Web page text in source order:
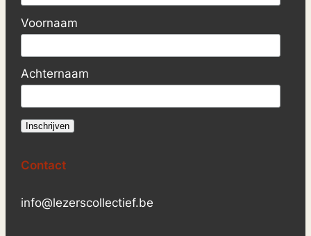
Voornaam
Achternaam
Contact
info@lezerscollectief.be